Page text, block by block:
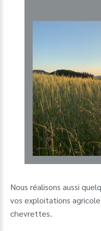
Nous réalisons aussi
vos exploitations
chevrettes.